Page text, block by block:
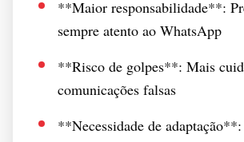
**Maior responsabilidade**:
sempre atento ao WhatsApp
**Risco de golpes**: Mais
comunicações falsas
**Necessidade de